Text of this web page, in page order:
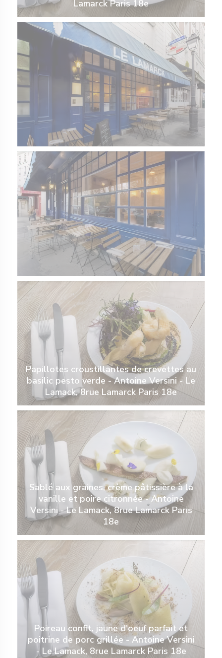
Lamarck Paris 18e
Papillotes croustillantes de crevettes au
basilic pesto verde - Antoine Versini - Le
Lamack, 8rue Lamarck Paris 18e
Sablé aux graines, crème pâtissière à la
vanille et poire citronnée - Antoine
Versini - Le Lamack, 8rue Lamarck Paris
18e
Poireau confit, jaune d'oeuf parfait et
poitrine de porc grillée - Antoine Versini
- Le Lamack, 8rue Lamarck Paris 18e